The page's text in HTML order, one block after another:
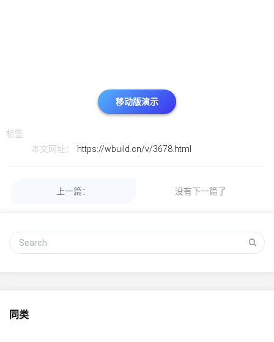
移动版演示
标签:
本文网址：
https://wbuild.cn/v/3678.html
上一篇： 没有下一篇了
同类